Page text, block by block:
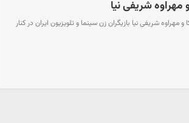
شریفی نیا
شریفی نیا بازیگران زن سینما و تلویزیون ایران در کنار